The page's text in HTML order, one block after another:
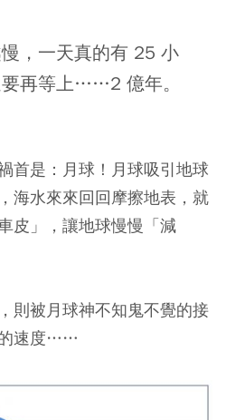
，一天真的有 25 小
再等上……2 億年。
首是：月球！月球吸引地球
海水來來回回摩擦地表，就
皮」，讓地球慢慢「減
則被月球神不知鬼不覺的接
的速度……